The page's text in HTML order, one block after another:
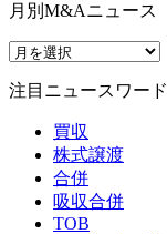
月別M&Aニュース
注目ニュースワード
買収
株式譲渡
合併
吸収合併
TOB